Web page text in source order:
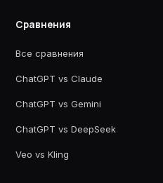
Сравнения
Все сравнения
ChatGPT vs Claude
ChatGPT vs Gemini
ChatGPT vs DeepSeek
Veo vs Kling